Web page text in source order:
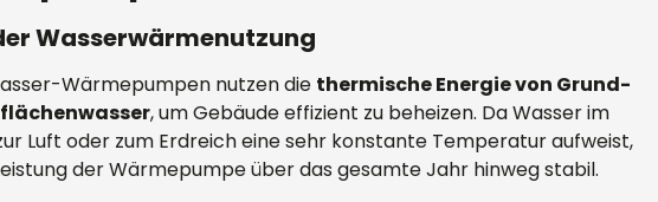
Wasserwärmenutzung
Wärmepumpen nutzen die thermische Energie von Grund-
, um Gebäude effizient zu beheizen. Da Wasser im
Luft oder zum Erdreich eine sehr konstante Temperatur aufweist,
der Wärmepumpe über das gesamte Jahr hinweg stabil.